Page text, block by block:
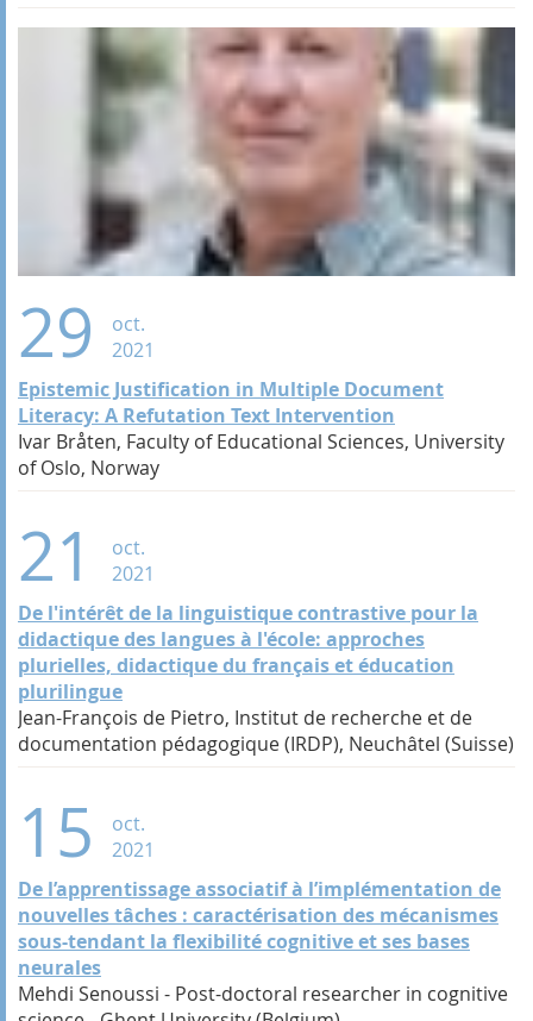
29
oct.
2021
Epistemic Justification in Multiple Document
Literacy: A Refutation Text Intervention
Ivar Bråten, Faculty of Educational Sciences, University
of Oslo, Norway
21
oct.
2021
De l'intérêt de la linguistique contrastive pour la
didactique des langues à l'école: approches
plurielles, didactique du français et éducation
plurilingue
Jean-François de Pietro, Institut de recherche et de
documentation pédagogique (IRDP), Neuchâtel (Suisse)
15
oct.
2021
De l’apprentissage associatif à l’implémentation de
nouvelles tâches : caractérisation des mécanismes
sous-tendant la flexibilité cognitive et ses bases
neurales
Mehdi Senoussi - Post-doctoral researcher in cognitive